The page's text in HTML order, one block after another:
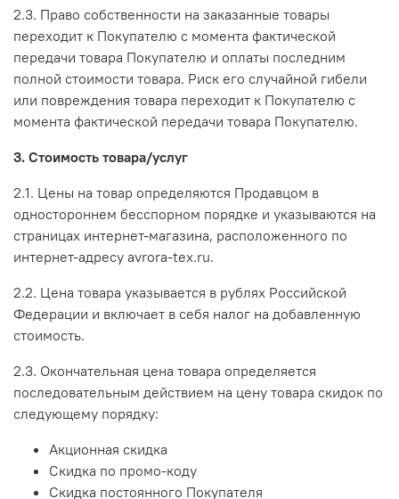
2.3. Право собственности на заказанные товары
переходит к Покупателю с момента фактической
передачи товара Покупателю и оплаты последним
полной стоимости товара. Риск его случайной гибели
или повреждения товара переходит к Покупателю с
момента фактической передачи товара Покупателю.
3. Стоимость товара/услуг
2.1. Цены на товар определяются Продавцом в
одностороннем бесспорном порядке и указываются на
страницах интернет-магазина, расположенного по
интернет-адресу avrora-tex.ru.
2.2. Цена товара указывается в рублях Российской
Федерации и включает в себя налог на добавленную
стоимость.
2.3. Окончательная цена товара определяется
последовательным действием на цену товара скидок по
следующему порядку:
Акционная скидка
Скидка по промо-коду
Скидка постоянного Покупателя